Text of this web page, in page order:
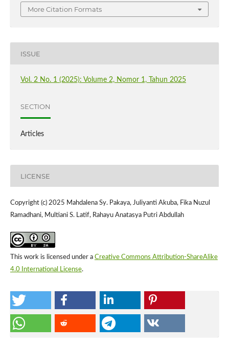
More Citation Formats
ISSUE
Vol. 2 No. 1 (2025): Volume 2, Nomor 1, Tahun 2025
SECTION
Articles
LICENSE
Copyright (c) 2025 Mahdalena Sy. Pakaya, Juliyanti Akuba, Fika Nuzul
Ramadhani, Multiani S. Latif, Rahayu Anatasya Putri Abdullah
This work is licensed under a Creative Commons Attribution-ShareAlike
4.0 International License.